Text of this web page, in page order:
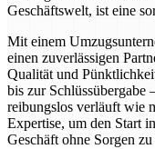
Geschäftswelt, ist eine
Mit einem
einen zuverlässigen
Qualität und
bis zur Schlüssübergabe
reibungslos verläuft wie
Expertise, um den Start
Geschäft ohne Sorgen zu